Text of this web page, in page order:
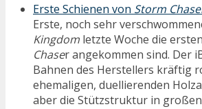
Erste Schienen von Storm
Erste, noch sehr
Kingdom letzte Woche die
Chaser angekommen sind. Der
Bahnen des Herstellers kräftig
ehemaligen, duellierenden
aber die Stützstruktur in